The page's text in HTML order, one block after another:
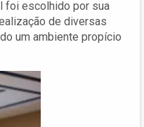
foi escolhido por sua
de diversas
um ambiente propício